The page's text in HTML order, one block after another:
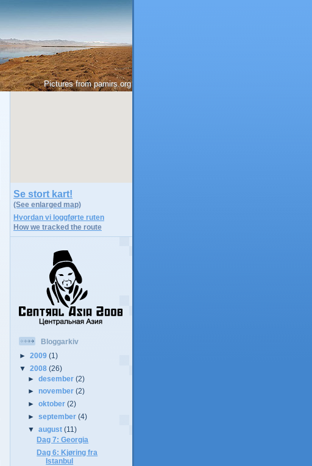
Pictures frompamirs.org
Se stort kart!
(See enlarged map)
Hvordan vi loggførte ruten
How we tracked the route
Bloggarkiv
► 2009 (1)
▼ 2008 (26)
►desember(2)
►november(2)
►oktober(2)
►september(4)
▼august(11)
Dag 7: Georgia
Dag 6: Kjøring fra
Istanbul